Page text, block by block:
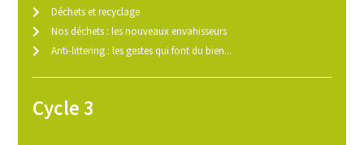
Déchets et recyclage
Nos déchets : les nouveaux envahisseurs
Anti-littering : les gestes qui font du bien...
Cycle 3